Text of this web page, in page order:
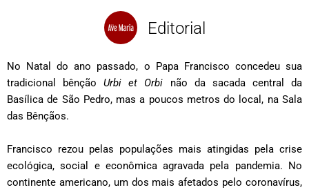
Editorial
No Natal do ano passado, o Papa Francisco concedeu sua
tradicional bênçãoUrbi et Orbi não da sacada central da
Basílica de São Pedro, mas a poucos metros do local, na Sala
das Bênçãos.
Francisco rezou pelas populações mais atingidas pela crise
ecológica, social e econômica agravada pela pandemia. No
continente americano, um dos mais afetados pelo coronavírus,